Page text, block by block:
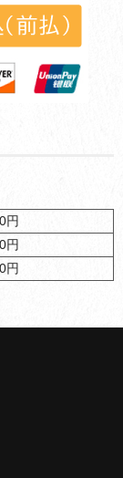
円
円
円